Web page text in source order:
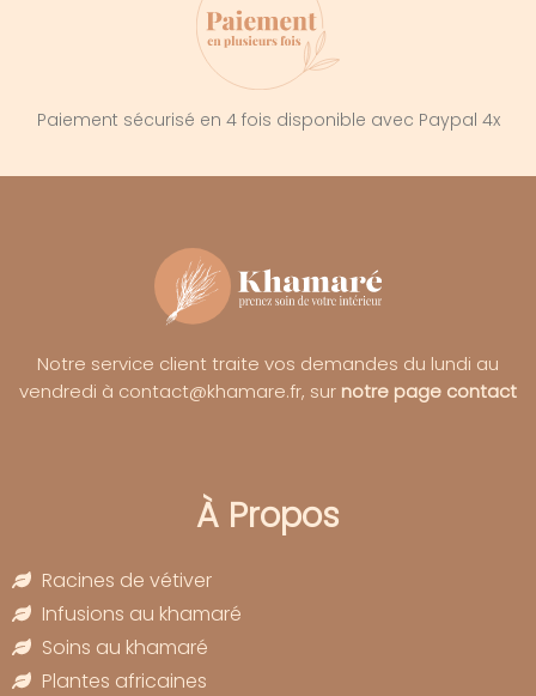
Paiement sécurisé en 4 fois disponible avec Paypal 4x
Notre service client traite vos demandes du lundi au
vendredi à contact@khamare.fr, sur notre page contact
À Propos
Racines de vétiver
Infusions au khamaré
Soins au khamaré
Plantes africaines